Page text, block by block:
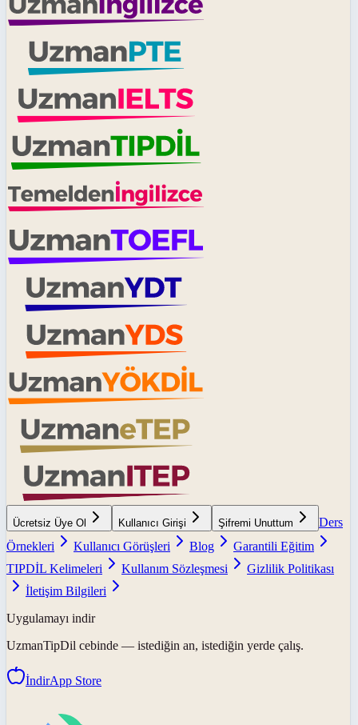
Ücretsiz Üye Ol Kullanıcı Girişi Şifremi Unuttum
Ders
Örnekleri
Kullanıcı Görüşleri Blog
Garantili Eğitim
TIPDİL Kelimeleri
Kullanım Sözleşmesi
Gizlilik Politikası
İletişim Bilgileri
Uygulamayı indir
UzmanTipDil cebinde — istediğin an, istediğin yerde çalış.
İndirApp Store